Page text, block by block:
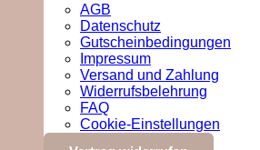
AGB
Datenschutz
Gutscheinbedingungen
Impressum
Versand und Zahlung
Widerrufsbelehrung
FAQ
Cookie-Einstellungen